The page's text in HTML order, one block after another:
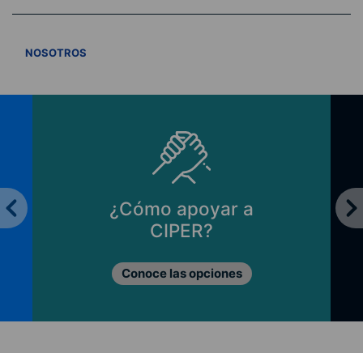
NOSOTROS
¿Cómo apoyar a
CIPER?
Conoce las opciones